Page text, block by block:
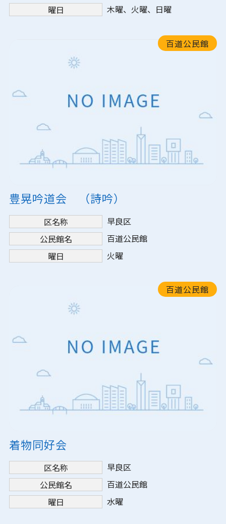
曜日
木曜、火曜、日曜
百道公民館
豊晃吟道会 （詩吟）
区名称
早良区
公民館名
百道公民館
曜日
火曜
百道公民館
着物同好会
区名称
早良区
公民館名
百道公民館
曜日
水曜